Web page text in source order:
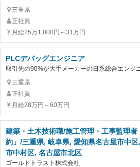
三重県
正社員
月給25万1,000円～31万円
PLCデバッグエンジニア
取引先の90%が大手メーカーの日系総合エンジ
三重県
正社員
月給28万円～60万円
建築・土木技術職/施工管理・工事監理
約」/三重県, 岐阜県, 愛知県名古屋市中
市中村区, 名古屋市北区
ゴールドトラスト株式会社